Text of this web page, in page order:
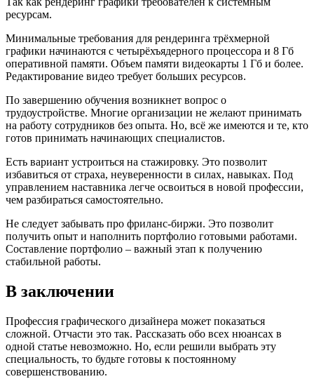
ресурсам.
Минимальные требования для рендеринга трёхмерной
графики начинаются с четырёхъядерного процессора и 8 Гб
оперативной памяти. Объем памяти видеокарты 1 Гб и более.
Редактирование видео требует больших ресурсов.
По завершению обучения возникнет вопрос о
трудоустройстве. Многие организации не желают принимать
на работу сотрудников без опыта. Но, всё же имеются и те, кто
готов принимать начинающих специалистов.
Есть вариант устроиться на стажировку. Это позволит
избавиться от страха, неуверенности в силах, навыках. Под
управлением наставника легче освоиться в новой профессии,
чем разбираться самостоятельно.
Не следует забывать про фриланс-биржи. Это позволит
получить опыт и наполнить портфолио готовыми работами.
Составление портфолио – важный этап к получению
стабильной работы.
В заключении
Профессия графического дизайнера может показаться
сложной. Отчасти это так. Рассказать обо всех нюансах в
одной статье невозможно. Но, если решили выбрать эту
специальность, то будьте готовы к постоянному
совершенствованию.